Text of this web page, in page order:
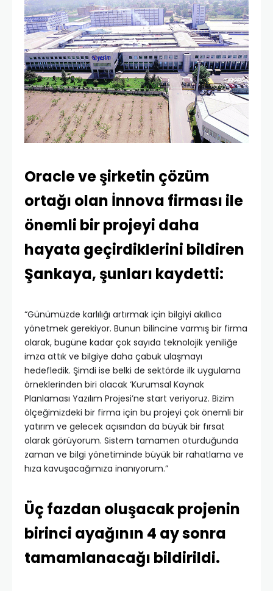
Oracle ve şirketin çözüm
ortağı olan İnnova firması ile
önemli bir projeyi daha
hayata geçirdiklerini bildiren
Şankaya, şunları kaydetti:
“Günümüzde karlılığı artırmak için bilgiyi akıllıca
yönetmek gerekiyor. Bunun bilincine varmış bir firma
olarak, bugüne kadar çok sayıda teknolojik yeniliğe
imza attık ve bilgiye daha çabuk ulaşmayı
hedefledik. Şimdi ise belki de sektörde ilk uygulama
örneklerinden biri olacak ‘Kurumsal Kaynak
Planlaması Yazılım Projesi’ne start veriyoruz. Bizim
ölçeğimizdeki bir firma için bu projeyi çok önemli bir
yatırım ve gelecek açısından da büyük bir fırsat
olarak görüyorum. Sistem tamamen oturduğunda
zaman ve bilgi yönetiminde büyük bir rahatlama ve
hıza kavuşacağımıza inanıyorum.”
Üç fazdan oluşacak projenin
birinci ayağının 4 ay sonra
tamamlanacağı bildirildi.